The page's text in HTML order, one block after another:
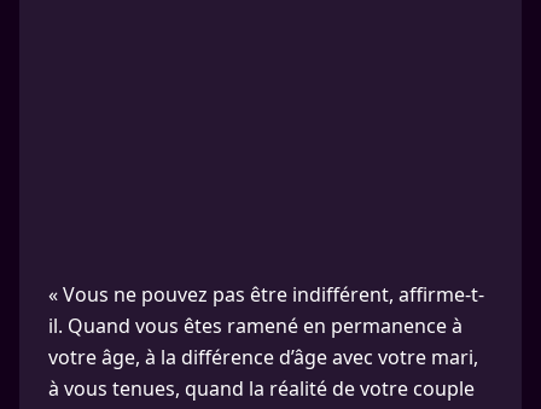
« Vous ne pouvez pas être indifférent, affirme-t-
il. Quand vous êtes ramené en permanence à
votre âge, à la différence d’âge avec votre mari,
à vous tenues, quand la réalité de votre couple